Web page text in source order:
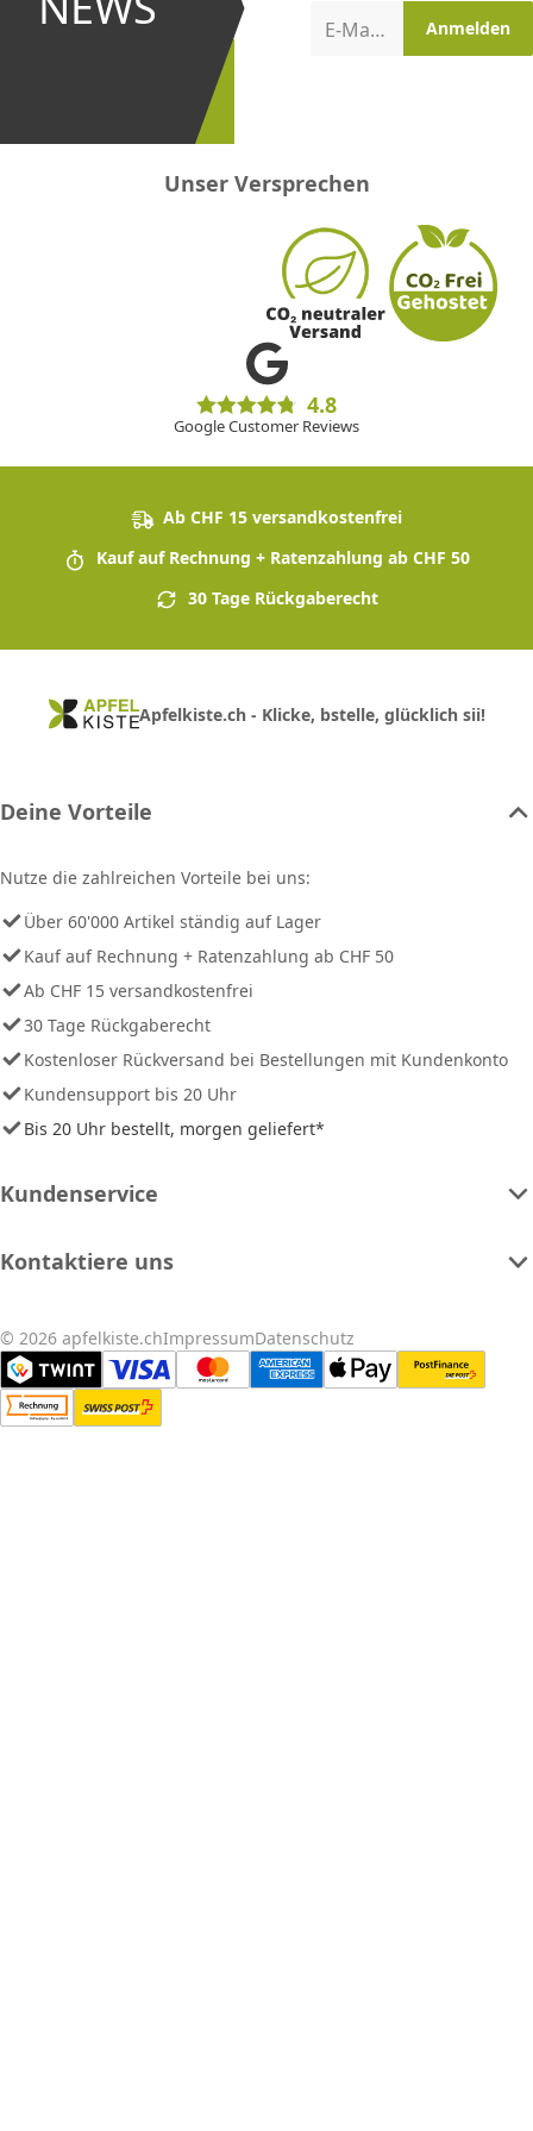
Aktionen
E-Mail-Adresse Anmelden
Unser Versprechen
4.8
Google Customer Reviews
Ab CHF 15 versandkostenfrei
Kauf auf Rechnung + Ratenzahlung ab CHF 50
30 Tage Rückgaberecht
Apfelkiste.ch - Klicke, bstelle, glücklich sii!
Deine Vorteile
Nutze die zahlreichen Vorteile bei uns:
Über 60'000 Artikel ständig auf Lager
Kauf auf Rechnung + Ratenzahlung ab CHF 50
Ab CHF 15 versandkostenfrei
30 Tage Rückgaberecht
Kostenloser Rückversand bei Bestellungen mit Kundenkonto
Kundensupport bis 20 Uhr
Bis 20 Uhr bestellt, morgen geliefert*
Kundenservice
Kontaktiere uns
© 2026 apfelkiste.chImpressumDatenschutz